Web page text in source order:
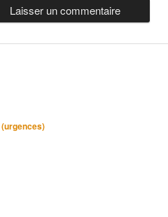
(urgences)